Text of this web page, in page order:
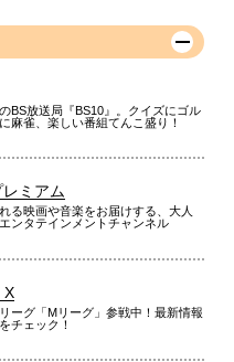
BS放送局『BS10』。クイズにゴル
麻雀、楽しい番組てんこ盛り！
ミアム
る映画や音楽をお届けする、大人
ンタテインメントチャンネル
X
ーグ「Mリーグ」参戦中！最新情報
チェック！